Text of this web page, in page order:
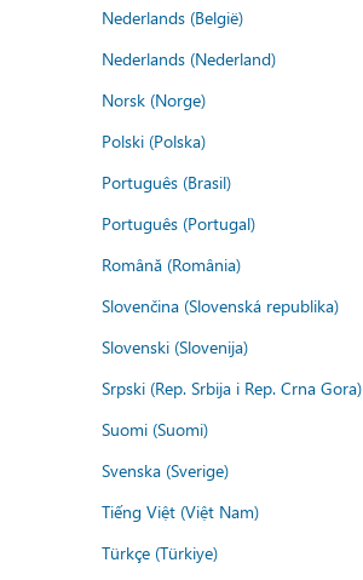
Nederlands (België)
Nederlands (Nederland)
Norsk (Norge)
Polski (Polska)
Português (Brasil)
Português (Portugal)
Română (România)
Slovenčina (Slovenská republika)
Slovenski (Slovenija)
Srpski (Rep. Srbija i Rep. Crna Gora)
Suomi (Suomi)
Svenska (Sverige)
Tiếng Việt (Việt Nam)
Türkçe (Türkiye)